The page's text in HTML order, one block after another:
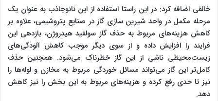
خالقی اضافه کرد: در این راستا استفاده از این نانوجاذب به ‌عنوان یک
مرحله‌ مکمل در واحد شیرین سازی گاز در صنایع پتروشیمی، علاوه بر
کاهش هزینه‌های مربوط به حذف گاز سولفید هیدروژن، بازدهی این
فرایند را افزایش داده و از سوی دیگر موجب کاهش آلودگی‌های
زیست‌محیطی ناشی از این گاز خطرناک می‌شود. همچنین حذف
کامل‌تر این گاز می‌تواند مسائل خوردگی مربوط به مخازن و لوله‌ها را
نیز تا حدی رفع کرده و هزینه‌های مربوط به این بخش را نیز کاهش
دهد.